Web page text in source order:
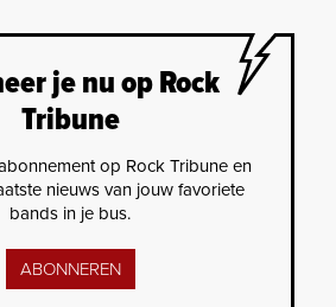
je nu op Rock
Tribune
op Rock Tribune en
nieuws van jouw favoriete
bands in je bus.
ABONNEREN